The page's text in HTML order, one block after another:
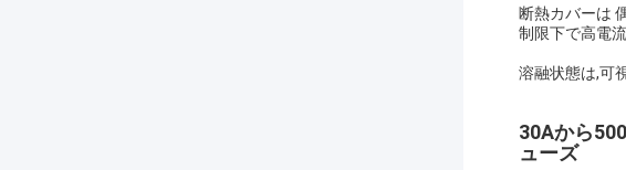
断熱カバーは
制限下で高電
溶融状態は,可
30Aから
ューズ